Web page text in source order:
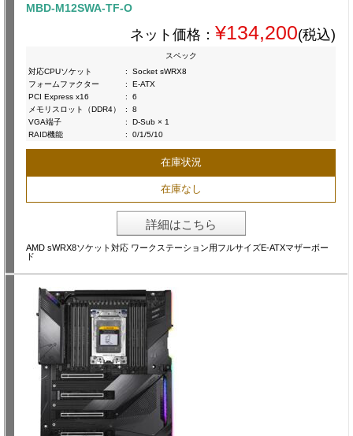
MBD-M12SWA-TF-O
ネット価格： ¥134,200(税込)
スペック
対応CPUソケット
:
Socket sWRX8
フォームファクター
:
E-ATX
PCI Express x16
:
6
メモリスロット（DDR4）
:
8
VGA端子
:
D-Sub × 1
RAID機能
: 0/1/5/10
在庫状況
在庫なし
詳細はこちら
AMD sWRX8ソケット対応 ワークステーション用フルサイズE-ATXマザーボー
ド